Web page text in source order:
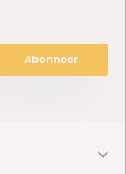
Abonneer